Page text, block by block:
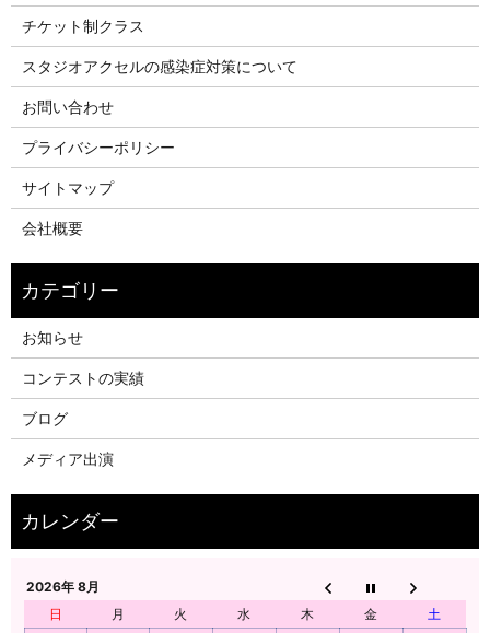
チケット制クラス
スタジオアクセルの感染症対策について
お問い合わせ
プライバシーポリシー
サイトマップ
会社概要
お知らせ
コンテストの実績
ブログ
メディア出演
2026年 8月
日
月 火 水 木 金
土